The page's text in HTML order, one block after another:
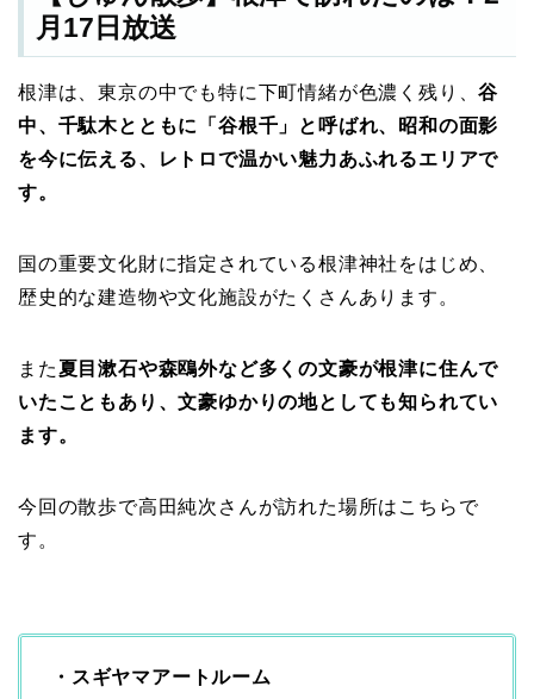
月17日放送
根津は、東京の中でも特に下町情緒が色濃く残り、谷
中、千駄木とともに「谷根千」と呼ばれ、昭和の面影
を今に伝える、レトロで温かい魅力あふれるエリアで
す。
国の重要文化財に指定されている根津神社をはじめ、
歴史的な建造物や文化施設がたくさんあります。
また夏目漱石や森鴎外など多くの文豪が根津に住んで
いたこともあり、文豪ゆかりの地としても知られてい
ます。
今回の散歩で高田純次さんが訪れた場所はこちらで
す。
・スギヤマアートルーム